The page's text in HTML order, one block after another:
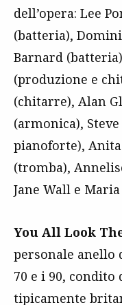
dell’opera: Lee
(batteria),
Barnard
(produzione e
(chitarre), Alan
(armonica),
pianoforte),
(tromba),
Jane Wall e Maria
You All Look
personale anello
70 e i 90,
tipicamente